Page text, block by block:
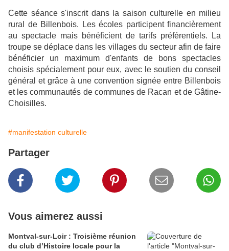
Cette séance s'inscrit dans la saison culturelle en milieu
rural de Billenbois. Les écoles participent financièrement
au spectacle mais bénéficient de tarifs préférentiels. La
troupe se déplace dans les villages du secteur afin de faire
bénéficier un maximum d'enfants de bons spectacles
choisis spécialement pour eux, avec le soutien du conseil
général et grâce à une convention signée entre Billenbois
et les communautés de communes de Racan et de Gâtine-
Choisilles.
#manifestation culturelle
Partager
Vous aimerez aussi
Montval-sur-Loir : Troisième réunion
du club d’Histoire locale pour la